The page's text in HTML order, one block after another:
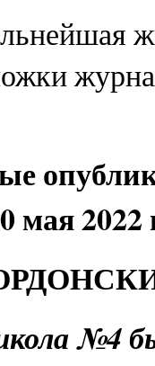
мая 2022
№4